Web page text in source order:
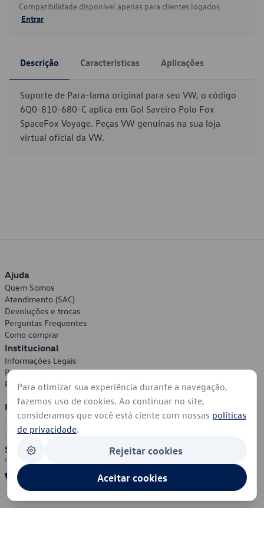
Compatibilidade disponível apenas para clientes logados.
Entrar
Descrição Características Aplicações
Suporte de Para-lama original para seu VW, o código
6Q0-810-680-C aplica em Gol Saveiro Polo Fox
SpaceFox Voyage. Peças VW genuínas na sua loja
virtual oficial da VW.
Ajuda
Quem Somos
Atendimento (SAC)
Devoluções e trocas
Perguntas Frequentes
Como comprar
Institucional
Informações Legais
Política de Privacidade
Política de Cookies
Formas de Pagamento
Segurança
Para otimizar sua experiência durante a navegação,
fazemos uso de cookies. Ao continuar no site,
consideramos que você está ciente com nossas políticas
de privacidade.
Rejeitar cookies
Aceitar cookies